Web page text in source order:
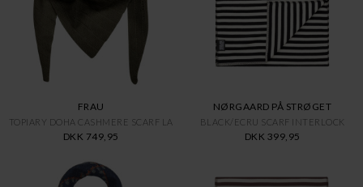
FRAU
TOPIARY DOHA CASHMERE SCARF LA
DKK 749,95
NØRGAARD PÅ STRØGET
BLACK/ECRU SCARF INTERLOCK
DKK 399,95